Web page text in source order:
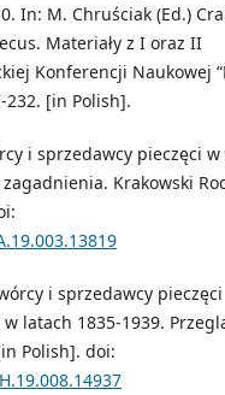
In: M. Chruściak (Ed.)
Materiały z I oraz II
Konferencji Naukowej
232. [in Polish].
i sprzedawcy pieczęci
Krakowski
i sprzedawcy pieczęci
latach 1835-1939.
Polish]. doi: